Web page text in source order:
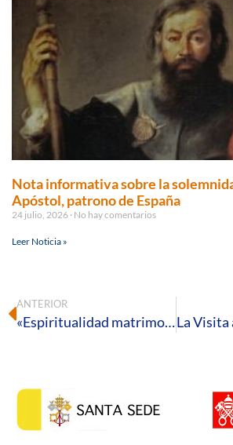
Nota informativa sobre la
Apóstol, patrono de España
24 julio, 2026 No hay comentarios
Leer Noticia »
ANTERIOR
«Espiritualidad matrimonial y familiar». Décimo y último vídeo para el Año Amoris Laetitia